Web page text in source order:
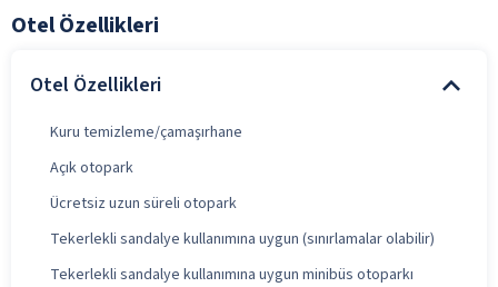
Otel Özellikleri
Otel Özellikleri
Kuru temizleme/çamaşırhane
Açık otopark
Ücretsiz uzun süreli otopark
Tekerlekli sandalye kullanımına uygun (sınırlamalar olabilir)
Tekerlekli sandalye kullanımına uygun minibüs otoparkı